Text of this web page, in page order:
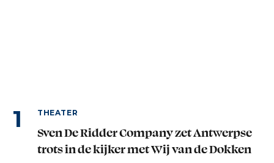
THEATER
Sven De Ridder Company zet Antwerpse
trots in de kijker met Wij van de Dokken